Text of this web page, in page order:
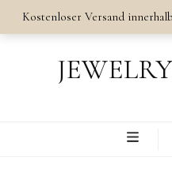
Kostenloser Versand